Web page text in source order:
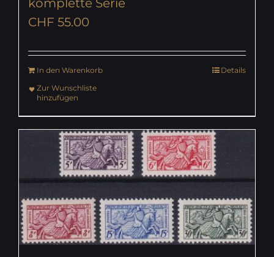
komplette Serie
CHF 55.00
In den Warenkorb
Details
Zur Wunschliste
hinzufügen